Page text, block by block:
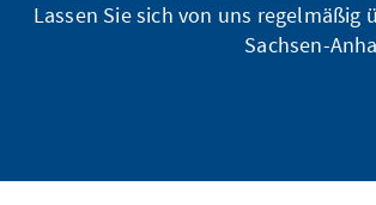
Lassen Sie sich von uns
Sachsen-